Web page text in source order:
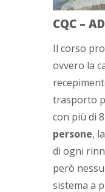
CQC –
Il corso
ovvero la
trasporto
con più di
persone, la
di ogni
però
sistema a